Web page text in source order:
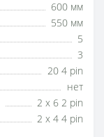
600 мм
550 мм
5
3
20 4 pin
нет
2 x 6 2 pin
2 x 4 4 pin